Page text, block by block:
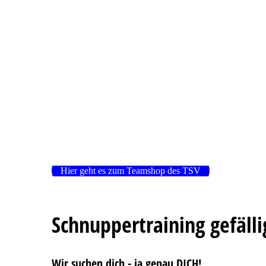
Hier geht es zum Teamshop des TSV
Schnuppertraining